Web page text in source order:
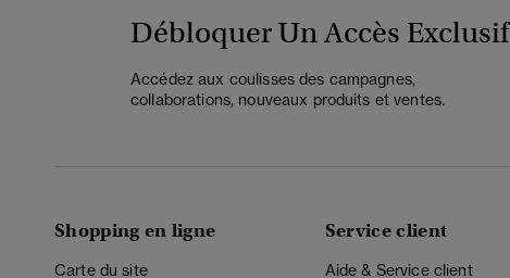
Débloquer Un Accès Exclusif
Accédez aux coulisses des campagnes,
collaborations, nouveaux produits et ventes.
Shopping en ligne
Carte du site
Service client
Aide & Service client